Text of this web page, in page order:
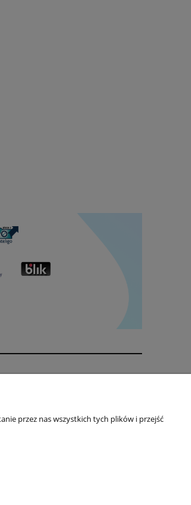
przez nas wszystkich tych plików i przejść